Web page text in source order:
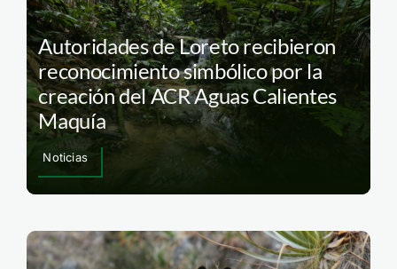
Autoridades de Loreto recibieron
reconocimiento simbólico por la
creación del ACR Aguas Calientes
Maquía
Noticias